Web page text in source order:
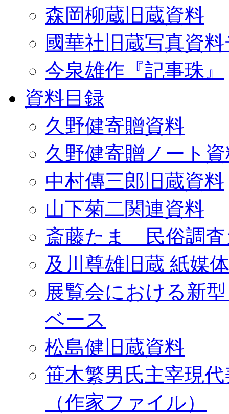
森岡柳蔵旧蔵資料
國華社旧蔵写真資
今泉雄作『記事珠』
資料目録
久野健寄贈資料
久野健寄贈ノート
中村傳三郎旧蔵資料
山下菊二関連資料
斎藤たま 民俗調査
及川尊雄旧蔵 紙媒
展覧会における新
ベース
松島健旧蔵資料
笹木繁男氏主宰現
（作家ファイル）